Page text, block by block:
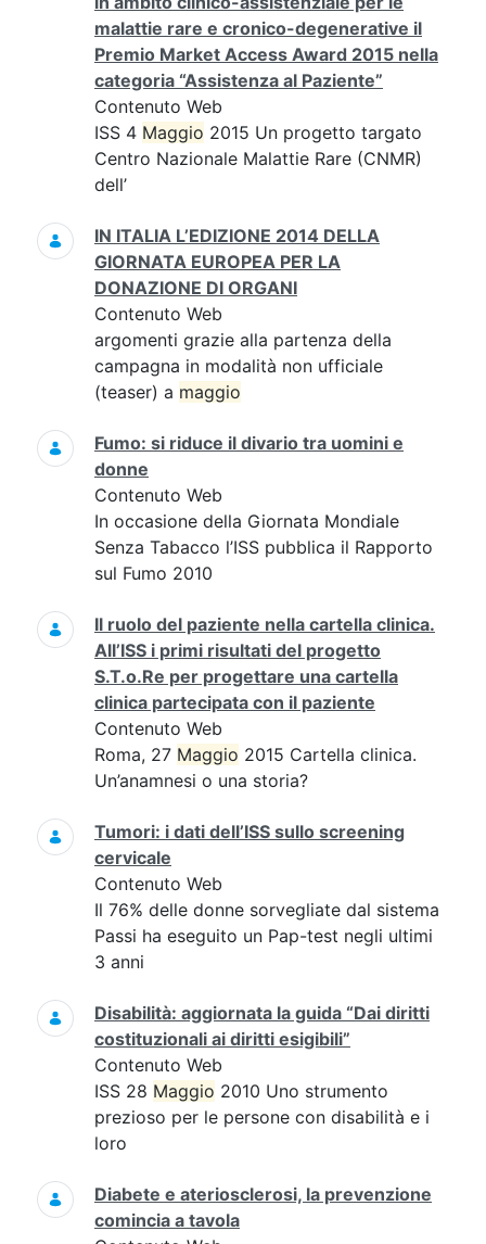
malattie rare e cronico-degenerative il
Premio Market Access Award 2015 nella
categoria “Assistenza al Paziente”
Contenuto Web
ISS 4 Maggio 2015 Un progetto targato
Centro Nazionale Malattie Rare (CNMR)
dell’
IN ITALIA L’EDIZIONE 2014 DELLA
GIORNATA EUROPEA PER LA
DONAZIONE DI ORGANI
Contenuto Web
argomenti grazie alla partenza della
campagna in modalità non ufficiale
(teaser) a maggio
Fumo: si riduce il divario tra uomini e
donne
Contenuto Web
In occasione della Giornata Mondiale
Senza Tabacco l’ISS pubblica il Rapporto
sul Fumo 2010
Il ruolo del paziente nella cartella clinica.
All’ISS i primi risultati del progetto
S.T.o.Re per progettare una cartella
clinica partecipata con il paziente
Contenuto Web
Roma, 27 Maggio 2015 Cartella clinica.
Un’anamnesi o una storia?
Tumori: i dati dell’ISS sullo screening
cervicale
Contenuto Web
Il 76% delle donne sorvegliate dal sistema
Passi ha eseguito un Pap-test negli ultimi
3 anni
Disabilità: aggiornata la guida “Dai diritti
costituzionali ai diritti esigibili”
Contenuto Web
ISS 28 Maggio 2010 Uno strumento
prezioso per le persone con disabilità e i
loro
Diabete e ateriosclerosi, la prevenzione
comincia a tavola